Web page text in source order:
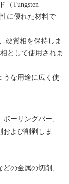
（Tungsten
に優れた材料で
硬質相を保持しま
として使用されま
うな用途に広く使
ーリングバー、
および削剥しま
どの金属の切削 、